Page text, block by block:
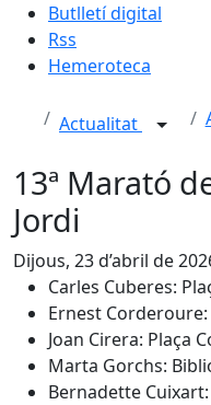
Butlletí digital
Rss
Hemeroteca
Actualitat
13ª Marató
Jordi
Dijous, 23 d’abril de
Carles Cuberes:
Ernest
Joan Cirera: Plaça
Marta Gorchs:
Bernadette